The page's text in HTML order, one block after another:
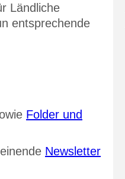
Ländliche
entsprechende
Folder und
Newsletter